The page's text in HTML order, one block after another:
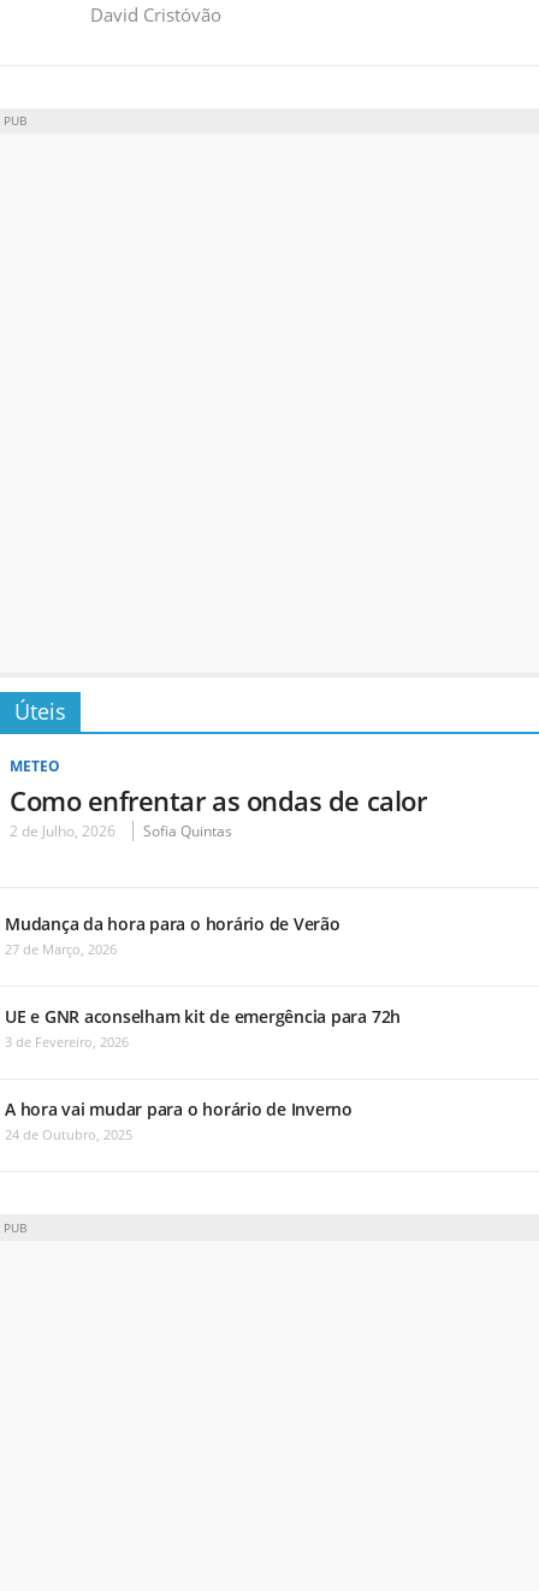
David Cristóvão
PUB
Úteis
METEO
Como enfrentar as ondas de calor
2 de Julho, 2026 Sofia Quintas
Mudança da hora para o horário de Verão
27 de Março, 2026
UE e GNR aconselham kit de emergência para 72h
3 de Fevereiro, 2026
A hora vai mudar para o horário de Inverno
24 de Outubro, 2025
PUB